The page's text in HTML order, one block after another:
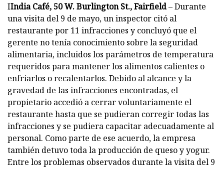
IIndia Café, 50 W. Burlington St., Fairfield– Durante
una visita del 9 de mayo, un inspector citó al
restaurante por 11 infracciones y concluyó que el
gerente no tenía conocimiento sobre la seguridad
alimentaria, incluidos los parámetros de temperatura
requeridos para mantener los alimentos calientes o
enfriarlos o recalentarlos. Debido al alcance y la
gravedad de las infracciones encontradas, el
propietario accedió a cerrar voluntariamente el
restaurante hasta que se pudieran corregir todas las
infracciones y se pudiera capacitar adecuadamente al
personal. Como parte de ese acuerdo, la empresa
también detuvo toda la producción de queso y yogur.
Entre los problemas observados durante la visita del 9